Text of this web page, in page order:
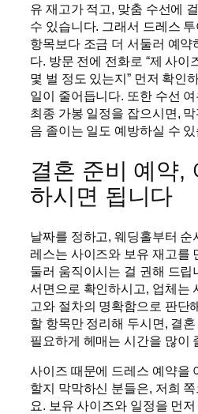
유 재고가 적고, 맞춤 수선에
수 있습니다. 그래서 드레스
항목보다 조금 더 서둘러 예약
다. 방문 전에 전화로 “제 사이
몇 벌 정도 있는지” 먼저 확인
일이 줄어듭니다. 또한 수선
최종 가봉 일정을 잡으시면,
음 졸이는 일도 예방하실 수
결혼 준비 예약,
하시면 됩니다
날짜를 정하고, 웨딩홀부터 순
레스는 사이즈와 보유 재고를
둘러 움직이시는 걸 권해 드립
서면으로 확인하시고, 업체는
고와 절차의 명확함으로 판단
할 항목만 정리해 두시면, 결
필요하게 헤매는 시간을 많이
사이즈 때문에 드레스 예약을
할지 막막하신 분들은, 저희
요. 보유 사이즈와 일정을 먼